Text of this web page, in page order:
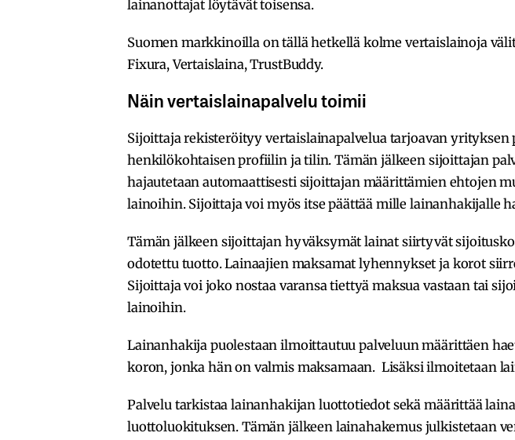
lainanottajat löytävät toisensa.
Suomen markkinoilla on tällä hetkellä kolme vertaislainoja
Fixura, Vertaislaina, TrustBuddy.
Näin vertaislainapalvelu toimii
Sijoittaja rekisteröityy vertaislainapalvelua tarjoavan yrityksen
henkilökohtaisen profiilin ja tilin. Tämän jälkeen sijoittajan
hajautetaan automaattisesti sijoittajan määrittämien ehtojen
lainoihin. Sijoittaja voi myös itse päättää mille lainanhakijalle
Tämän jälkeen sijoittajan hyväksymät lainat siirtyvät
odotettu tuotto. Lainaajien maksamat lyhennykset ja korot
Sijoittaja voi joko nostaa varansa tiettyä maksua vastaan tai
lainoihin.
Lainanhakija puolestaan ilmoittautuu palveluun määrittäen
koron, jonka hän on valmis maksamaan. Lisäksi ilmoitetaan
Palvelu tarkistaa lainanhakijan luottotiedot sekä määrittää
luottoluokituksen. Tämän jälkeen lainahakemus julkistetaan